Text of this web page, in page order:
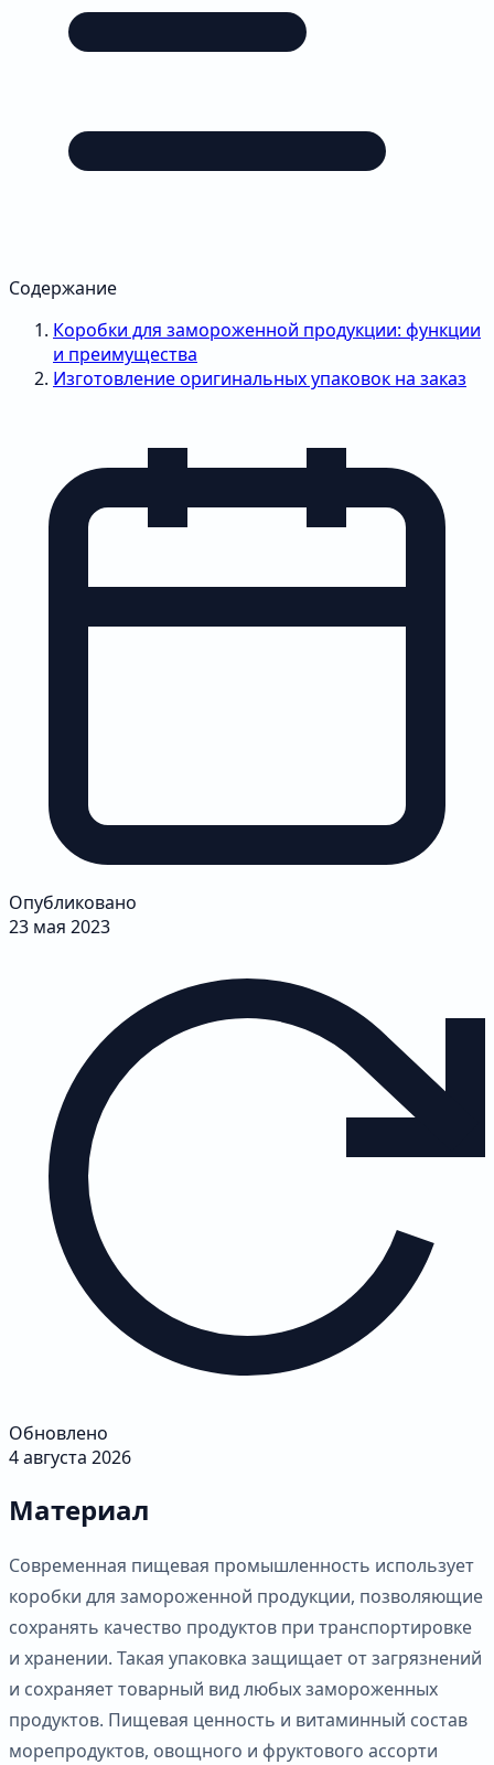
Содержание
Коробки для замороженной продукции: функции
и преимущества
Изготовление оригинальных упаковок на заказ
Опубликовано
23 мая 2023
Обновлено
4 августа 2026
Материал
Современная пищевая промышленность использует
коробки для замороженной продукции, позволяющие
сохранять качество продуктов при транспортировке
и хранении. Такая упаковка защищает от загрязнений
и сохраняет товарный вид любых замороженных
продуктов. Пищевая ценность и витаминный состав
морепродуктов, овощного и фруктового ассорти